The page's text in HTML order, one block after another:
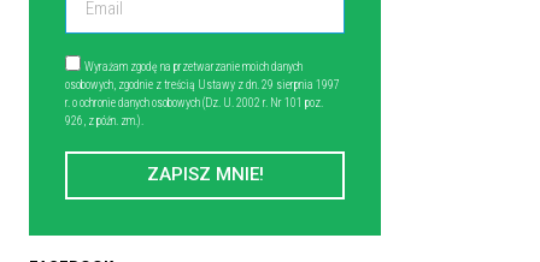
Wyrażam zgodę na przetwarzanie moich danych
osobowych, zgodnie z treścią Ustawy z dn. 29 sierpnia 1997
r. o ochronie danych osobowych (Dz. U. 2002 r. Nr 101 poz.
926, z późn. zm.).
ZAPISZ MNIE!